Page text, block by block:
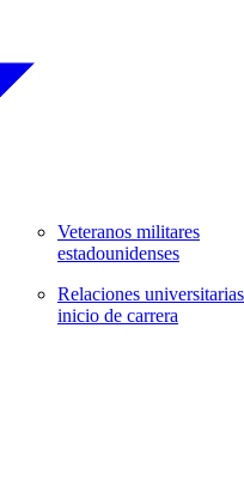
Veteranos militares
estadounidenses
Relaciones
inicio de carrera